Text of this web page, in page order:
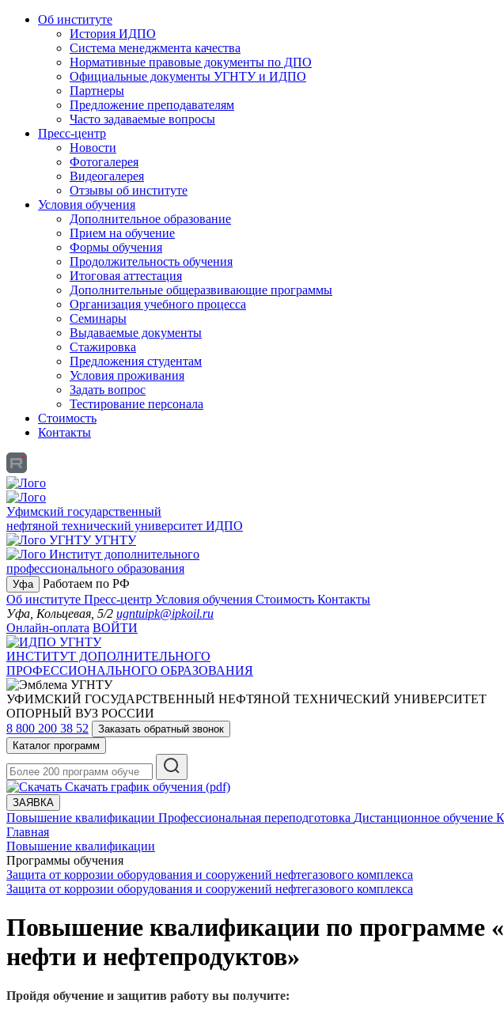
Об институте
История ИДПО
Система менеджмента качества
Нормативные правовые документы по ДПО
Официальные документы УГНТУ и ИДПО
Партнеры
Предложение преподавателям
Часто задаваемые вопросы
Пресс-центр
Новости
Фотогалерея
Видеогалерея
Отзывы об институте
Условия обучения
Дополнительное образование
Прием на обучение
Формы обучения
Продолжительность обучения
Итоговая аттестация
Дополнительные общеразвивающие программы
Организация учебного процесса
Семинары
Выдаваемые документы
Стажировка
Предложения студентам
Условия проживания
Задать вопрос
Тестирование персонала
Стоимость
Контакты
Уфимский государственный
нефтяной технический университет ИДПО
УГНТУ
Институт дополнительного
профессионального образования
Уфа
Работаем по РФ
Об институте Пресс-центр Условия обучения Стоимость Контакты
Уфа, Кольцевая, 5/2 ugntuipk@ipkoil.ru
Онлайн-оплата ВОЙТИ
ИНСТИТУТ ДОПОЛНИТЕЛЬНОГО
ПРОФЕССИОНАЛЬНОГО ОБРАЗОВАНИЯ
УФИМСКИЙ ГОСУДАРСТВЕННЫЙ НЕФТЯНОЙ ТЕХНИЧЕСКИЙ УНИВЕРСИТЕТ
ОПОРНЫЙ ВУЗ РОССИИ
8 800 200 38 52
Заказать обратный звонок
Каталог программ
Скачать график обучения (pdf)
ЗАЯВКА
Повышение квалификации Профессиональная переподготовка Дистанционное обучение
Главная
Повышение квалификации
Программы обучения
Защита от коррозии оборудования и сооружений нефтегазового комплекса
Защита от коррозии оборудования и сооружений нефтегазового комплекса
Повышение квалификации по программе
нефти и нефтепродуктов»
Пройдя обучение и защитив работу вы получите: